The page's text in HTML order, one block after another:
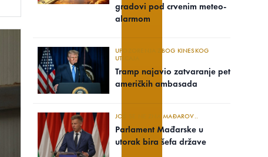
gradovi pod crvenim meteo-
alarmom
UPOZORENJA ZBOG KINESKOG
UTICAJA
Tramp najavio zatvaranje pet
američkih ambasada
JOŠ SE NE ZNA MAĐAROV..
Parlament Mađarske u
utorak bira šefa države